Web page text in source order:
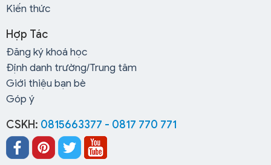
Kiến thức
Hợp Tác
Đăng ký khoá học
Định danh trường/Trung tâm
Giới thiệu bạn bè
Góp ý
CSKH: 0815663377 - 0817 770 771